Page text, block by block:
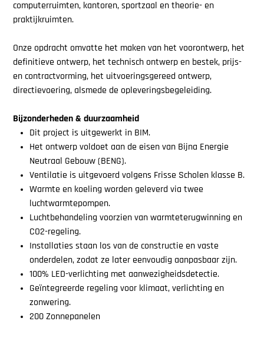
computerruimten, kantoren, sportzaal en theorie- en
praktijkruimten.
Onze opdracht omvatte het maken van het voorontwerp, het
definitieve ontwerp, het technisch ontwerp en bestek, prijs-
en contractvorming, het uitvoeringsgereed ontwerp,
directievoering, alsmede de opleveringsbegeleiding.
Bijzonderheden & duurzaamheid
Dit project is uitgewerkt in BIM.
Het ontwerp voldoet aan de eisen van Bijna Energie
Neutraal Gebouw (BENG).
Ventilatie is uitgevoerd volgens Frisse Scholen klasse B.
Warmte en koeling worden geleverd via twee
luchtwarmtepompen.
Luchtbehandeling voorzien van warmteterugwinning en
CO2-regeling.
Installaties staan los van de constructie en vaste
onderdelen, zodat ze later eenvoudig aanpasbaar zijn.
100% LED-verlichting met aanwezigheidsdetectie.
Geïntegreerde regeling voor klimaat, verlichting en
zonwering.
200 Zonnepanelen